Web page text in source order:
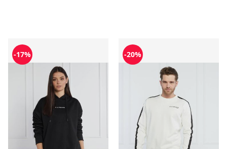
Bluza damska na jesień RICHMOND SPORT
-17%
Bluza męska RICHMOND
-20%